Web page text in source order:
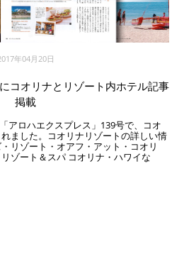
年04月20日
コオリナとリゾート内ホテル記事
掲載
アロハエクスプレス」139号で、コオ
ました。コオリナリゾートの詳しい情
リゾート・オアフ・アット・コオリ
ゾート＆スパ コオリナ・ハワイな